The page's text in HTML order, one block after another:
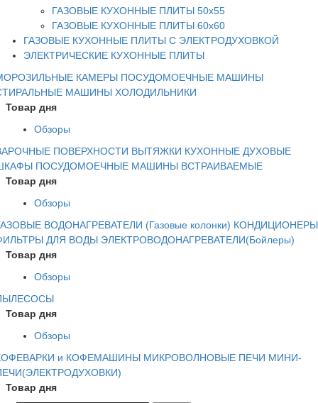
ГАЗОВЫЕ КУХОННЫЕ ПЛИТЫ 50х55
ГАЗОВЫЕ КУХОННЫЕ ПЛИТЫ 60х60
ГАЗОВЫЕ КУХОННЫЕ ПЛИТЫ С ЭЛЕКТРОДУХОВКОЙ
ЭЛЕКТРИЧЕСКИЕ КУХОННЫЕ ПЛИТЫ
КАМЕРЫ ПОСУДОМОЕЧНЫЕ МАШИНЫ
МАШИНЫ ХОЛОДИЛЬНИКИ
Товар дня
Обзоры
ПОВЕРХНОСТИ ВЫТЯЖКИ КУХОННЫЕ ДУХОВЫЕ
ПОСУДОМОЕЧНЫЕ МАШИНЫ ВСТРАИВАЕМЫЕ
Товар дня
Обзоры
ВОДОНАГРЕВАТЕЛИ (Газовые колонки) КОНДИЦИОНЕРЫ
ДЛЯ ВОДЫ ЭЛЕКТРОВОДОНАГРЕВАТЕЛИ(Бойлеры)
Товар дня
Обзоры
Товар дня
Обзоры
и КОФЕМАШИНЫ МИКРОВОЛНОВЫЕ ПЕЧИ МИНИ-
Товар дня